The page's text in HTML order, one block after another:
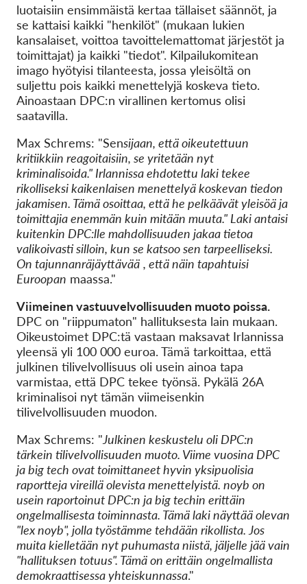
luotaisiin ensimmäistä kertaa tällaiset säännöt, ja
se kattaisi kaikki "henkilöt" (mukaan lukien
kansalaiset, voittoa tavoittelemattomat järjestöt ja
toimittajat) ja kaikki "tiedot". Kilpailukomitean
imago hyötyisi tilanteesta, jossa yleisöltä on
suljettu pois kaikki menettelyjä koskeva tieto.
Ainoastaan DPC:n virallinen kertomus olisi
saatavilla.
Max Schrems: "Sensijaan, että oikeutettuun
kritiikkiin reagoitaisiin, se yritetään nyt
kriminalisoida." Irlannissa ehdotettu laki tekee
rikolliseksi kaikenlaisen menettelyä koskevan tiedon
jakamisen. Tämä osoittaa, että he pelkäävät yleisöä ja
toimittajia enemmän kuin mitään muuta." Laki antaisi
kuitenkin DPC:lle mahdollisuuden jakaa tietoa
valikoivasti silloin, kun se katsoo sen tarpeelliseksi.
On tajunnanräjäyttävää , että näin tapahtuisi
Euroopan maassa."
Viimeinen vastuuvelvollisuuden muoto poissa.
DPC on "riippumaton" hallituksesta lain mukaan.
Oikeustoimet DPC:tä vastaan maksavat Irlannissa
yleensä yli 100 000 euroa. Tämä tarkoittaa, että
julkinen tilivelvollisuus oli usein ainoa tapa
varmistaa, että DPC tekee työnsä. Pykälä 26A
kriminalisoi nyt tämän viimeisenkin
tilivelvollisuuden muodon.
Max Schrems: "Julkinen keskustelu oli DPC:n
tärkein tilivelvollisuuden muoto. Viime vuosina DPC
ja big tech ovat toimittaneet hyvin yksipuolisia
raportteja vireillä olevista menettelyistä. noyb on
usein raportoinut DPC:n ja big techin erittäin
ongelmallisesta toiminnasta. Tämä laki näyttää olevan
"lex noyb", jolla työstämme tehdään rikollista. Jos
muita kielletään nyt puhumasta niistä, jäljelle jää vain
"hallituksen totuus". Tämä on erittäin ongelmallista
demokraattisessa yhteiskunnassa."